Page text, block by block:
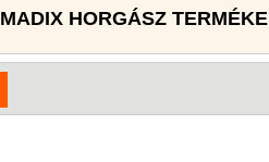
MADIX HORGÁSZ